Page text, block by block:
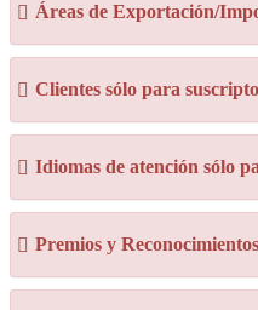
Áreas de Exportación/
Clientes sólo para
Idiomas de atención sólo
Premios y